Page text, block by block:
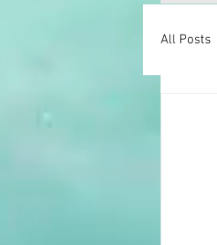
All Posts